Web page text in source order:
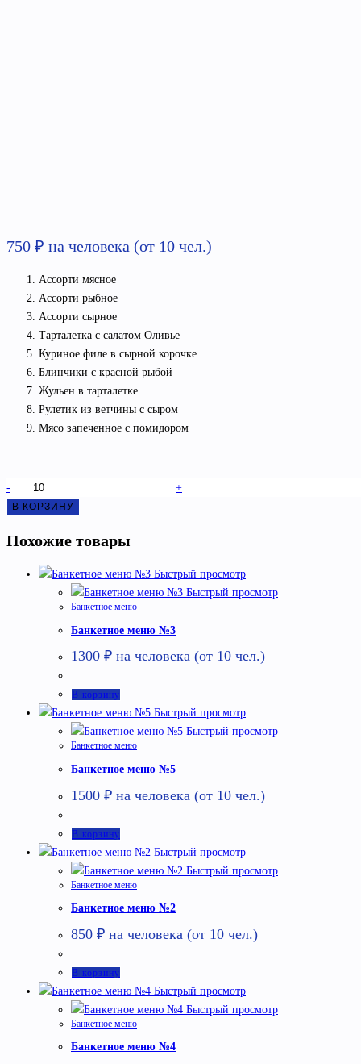
750 ₽ на человека (от 10 чел.)
Ассорти мясное
Ассорти рыбное
Ассорти сырное
Тарталетка с салатом Оливье
Куриное филе в сырной корочке
Блинчики с красной рыбой
Жульен в тарталетке
Рулетик из ветчины с сыром
Мясо запеченное с помидором
Количество
товара
меню
- +
В КОРЗИНУ
Похожие товары
Быстрый просмотр
Быстрый просмотр
Банкетное меню
Банкетное меню №3
1300 ₽ на человека (от 10 чел.)
В корзину
Быстрый просмотр
Быстрый просмотр
Банкетное меню
Банкетное меню №5
1500 ₽ на человека (от 10 чел.)
В корзину
Быстрый просмотр
Быстрый просмотр
Банкетное меню
Банкетное меню №2
850 ₽ на человека (от 10 чел.)
В корзину
Быстрый просмотр
Быстрый просмотр
Банкетное меню
Банкетное меню №4